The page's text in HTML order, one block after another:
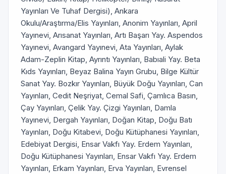
Yayınları Ve Tuhaf Dergisi), Ankara
Okulu/Araştırma/Elis Yayınları, Anonim Yayınları, April
Yayınevi, Arısanat Yayınları, Artı Başarı Yay. Aspendos
Yayınevi, Avangard Yayınevi, Ata Yayınları, Aylak
Adam-Zeplin Kitap, Ayrıntı Yayınları, Babıali Yay. Beta
Kıds Yayınları, Beyaz Balina Yayın Grubu, Bilge Kültür
Sanat Yay. Bozkır Yayınları, Büyük Doğu Yayınları, Can
Yayınları, Cedit Neşriyat, Cemal Safi, Çamlıca Basın,
Çay Yayınları, Çelik Yay. Çizgi Yayınları, Damla
Yayınevi, Dergah Yayınları, Doğan Kitap, Doğu Batı
Yayınları, Doğu Kitabevi, Doğu Kütüphanesi Yayınları,
Edebiyat Dergisi, Ensar Vakfı Yay. Erdem Yayınları,
Doğu Kütüphanesi Yayınları, Ensar Vakfı Yay. Erdem
Yayınları, Erkam Yayınları, Erva Yayınları, Evrensel